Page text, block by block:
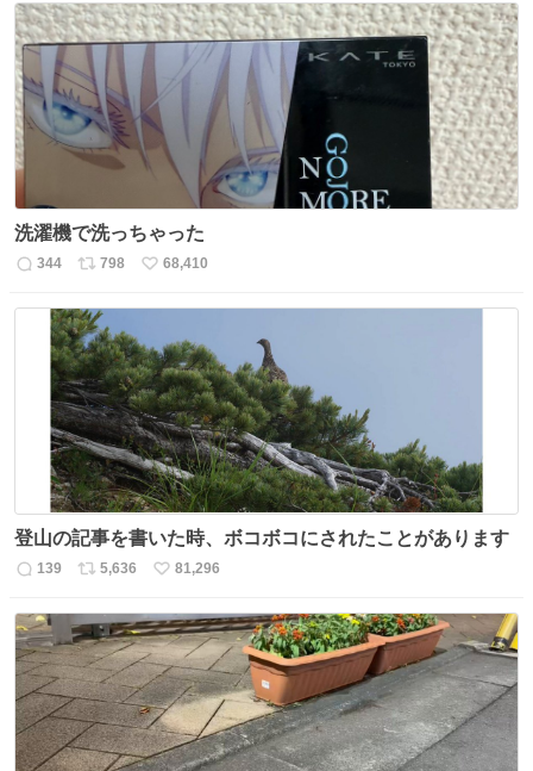
数
ス
ト
数
ね
数
洗濯機で洗っちゃった
返
344
リ
ス
ト
数
798
い
数
68,410
登山の記事を書いた時、ボコボコにされたことがあります
返
数
139
リ
ス
ト
数
5,636
い
ね
数
81,296